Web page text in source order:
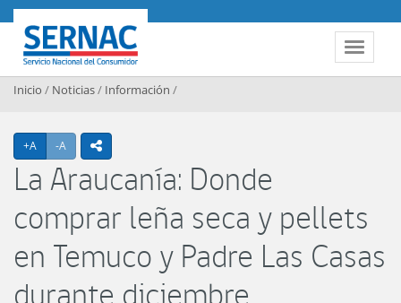
Contenido principal
Toggle
SERNAC
Inicio / Noticias/ Información /
+A Agrandar texto
-A Achicar textoicono compartir
La Araucanía: Donde
comprar leña seca y pellets
en Temuco y Padre Las Casas
durante diciembre